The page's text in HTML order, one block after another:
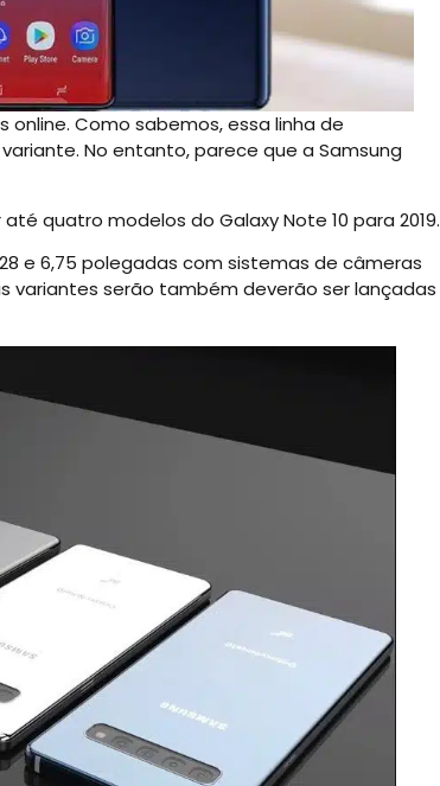
Como sabemos, essa linha de
No entanto, parece que a Samsung
quatro modelos do Galaxy Note 10 para 2019.
e 6,75 polegadas com sistemas de câmeras
variantes serão também deverão ser lançadas